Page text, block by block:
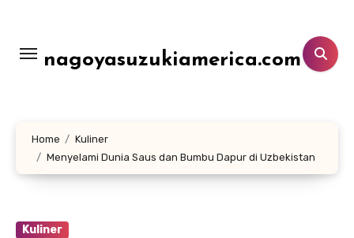
konten nagoyasuzukiamerica.com
Home
Kuliner
Menyelami Dunia Saus dan Bumbu Dapur di Uzbekistan
Kuliner